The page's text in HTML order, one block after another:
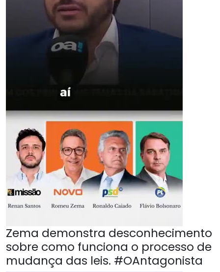
Zema demonstra desconhecimento
sobre como funciona o processo de
mudança das leis. #OAntagonista